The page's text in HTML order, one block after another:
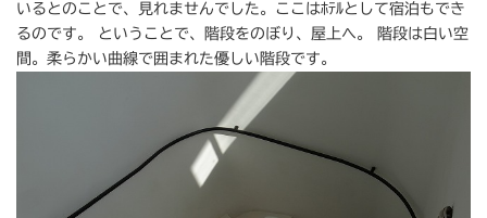
いるとのことで、見れませんでした。ここはﾎﾃﾙとして宿泊もでき
るのです。 ということで、階段をのぼり、屋上へ。 階段は白い空
間。柔らかい曲線で囲まれた優しい階段です。